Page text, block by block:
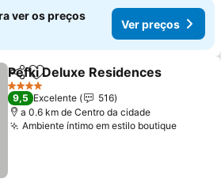
ver os preços
Ver preços
PartilharAdicionar aos favoritos
Pefki Deluxe Residences
4 Estrelas
9,5 Excelente
516
a 0.6 km de Centro da cidade
Ambiente íntimo em estilo boutique